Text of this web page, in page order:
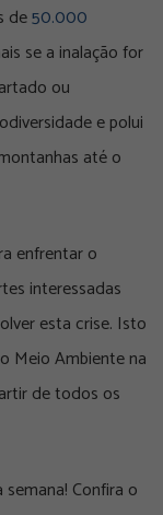
de50.000
se a inalação for
ou
e polui
até o
enfrentar o
interessadas
esta crise. Isto
Meio Ambiente na
de todos os
Confira o